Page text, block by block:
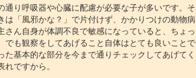
り呼吸器や心臓に配慮が必要な子が多いです。そ
「風邪かな？」で片付けず、かかりつけの動物病
ん自身が体調不良で敏感になっていると、ちょっ
も観察をしてあげること自体はとても良いことで
基本的な部分を今まで通りチェックしてあげてく
ですから。